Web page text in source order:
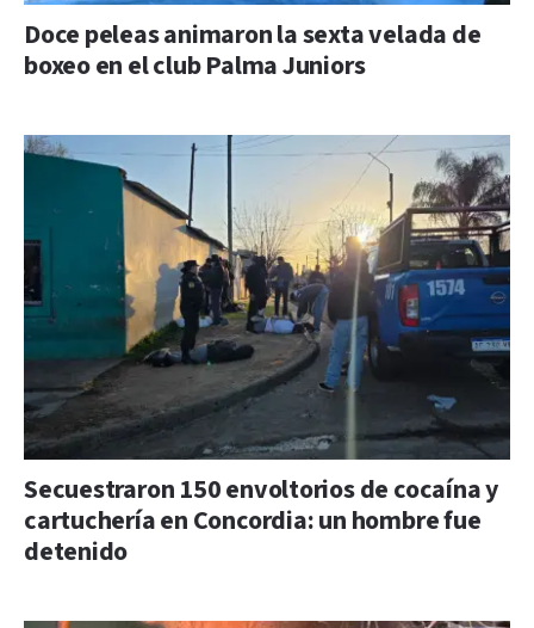
Doce peleas animaron la sexta velada de
boxeo en el club Palma Juniors
Secuestraron 150 envoltorios de cocaína y
cartuchería en Concordia: un hombre fue
detenido